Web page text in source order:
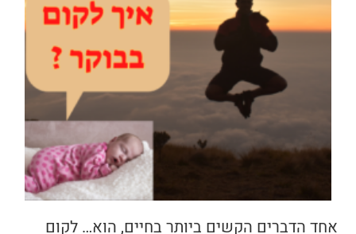
בריאות
תזונה
טיפולים
עיסוי
אחד הדברים הקשים ביותר בחיים, הוא… לקום